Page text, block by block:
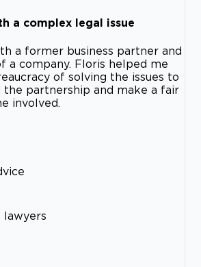
a complex legal issue
a former business partner and
a company. Floris helped me
of solving the issues to
the partnership and make a fair
involved.
lawyers